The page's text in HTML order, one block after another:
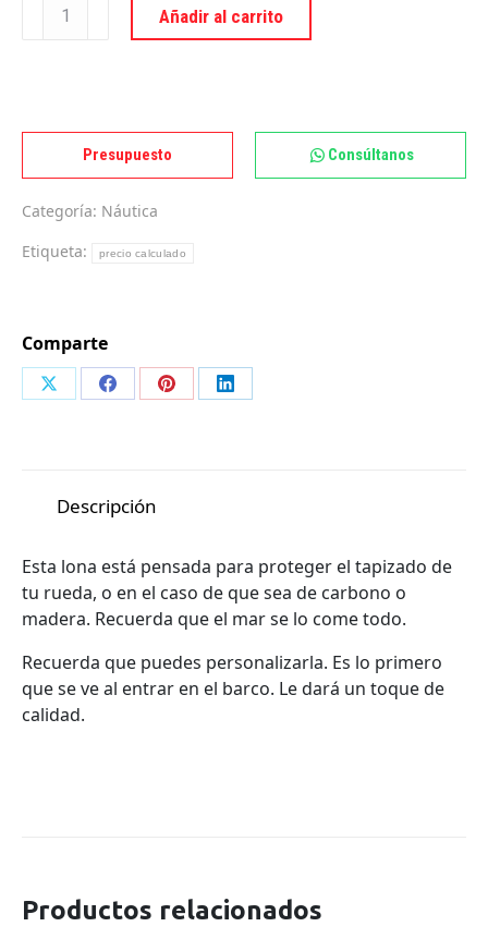
Añadir al carrito
Presupuesto Consúltanos
Categoría: Náutica
Etiqueta:
precio calculado
Comparte
CompartirCompartirCompartirCompartir
Descripción
Esta lona está pensada para proteger el tapizado de
tu rueda, o en el caso de que sea de carbono o
madera. Recuerda que el mar se lo come todo.
Recuerda que puedes personalizarla. Es lo primero
que se ve al entrar en el barco. Le dará un toque de
calidad.
Productos relacionados